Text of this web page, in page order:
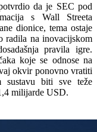
da je SEC pod
s Wall Streeta
dionice, tema ostaje
radila na inovacijskom
pravila igre.
koje se odnose na
okvir ponovno vratiti
sustavu biti sve teže
milijarde USD.